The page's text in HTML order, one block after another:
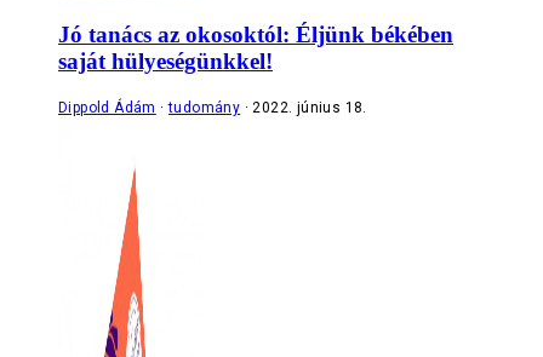
Jó tanács az okosoktól: Éljünk békében
saját hülyeségünkkel!
Dippold Ádám tudomány 2022. június 18.